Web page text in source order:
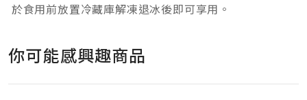
於食用前放置冷藏庫解凍退冰後即可享用。
你可能感興趣商品